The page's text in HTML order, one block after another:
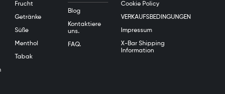
Frucht
Getränke
Süße
Menthol
Tabak
Blog
Kontaktiere
uns.
FAQ.
Cookie Policy
VERKAUFSBEDINGUNGEN
Impressum
X-Bar Shipping
Information